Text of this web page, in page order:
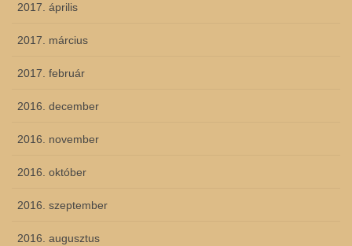
2017. április
2017. március
2017. február
2016. december
2016. november
2016. október
2016. szeptember
2016. augusztus